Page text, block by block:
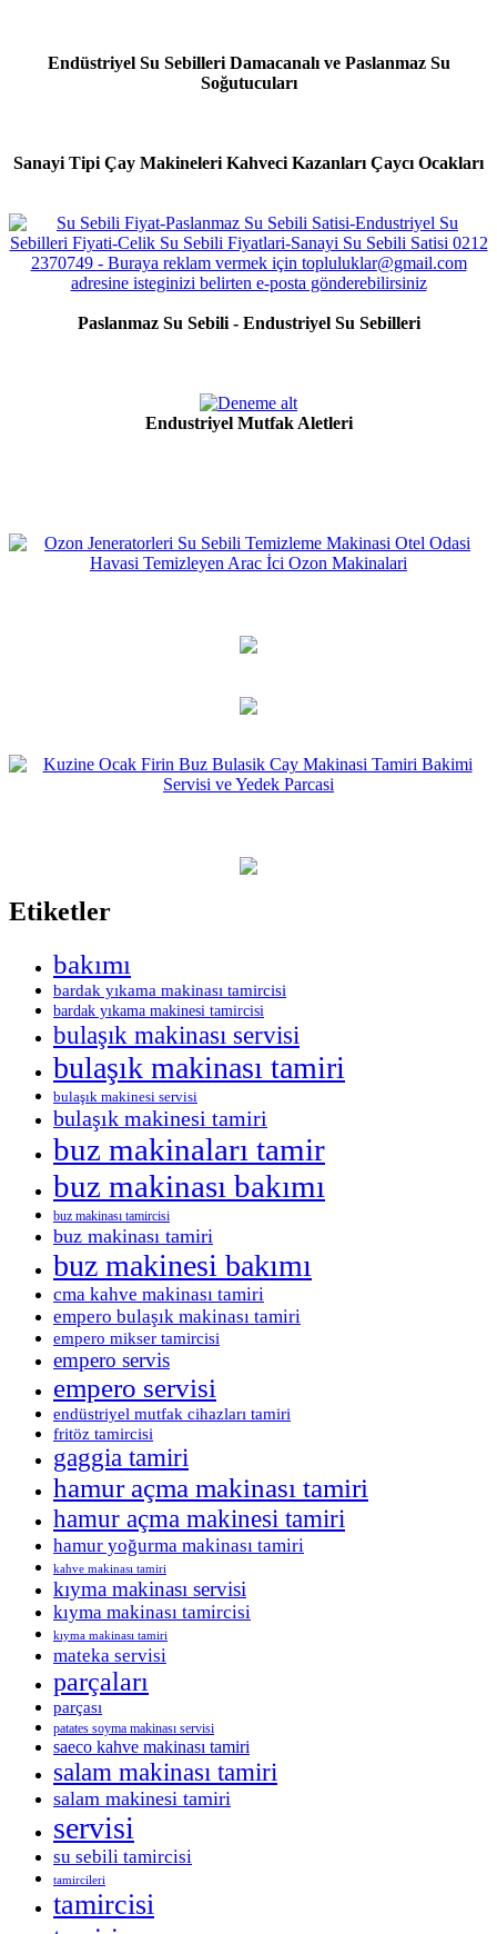
Endüstriyel Su Sebilleri Damacanalı ve Paslanmaz Su
Soğutucuları
Sanayi Tipi Çay Makineleri Kahveci Kazanları Çaycı Ocakları
Paslanmaz Su Sebili - Endustriyel Su Sebilleri
Endustriyel Mutfak Aletleri
Etiketler
bakımı
bardak yıkama makinası tamircisi
bardak yıkama makinesi tamircisi
bulaşık makinası servisi
bulaşık makinası tamiri
bulaşık makinesi servisi
bulaşık makinesi tamiri
buz makinaları tamir
buz makinası bakımı
buz makinası tamircisi
buz makinası tamiri
buz makinesi bakımı
cma kahve makinası tamiri
empero bulaşık makinası tamiri
empero mikser tamircisi
empero servis
empero servisi
endüstriyel mutfak cihazları tamiri
fritöz tamircisi
gaggia tamiri
hamur açma makinası tamiri
hamur açma makinesi tamiri
hamur yoğurma makinası tamiri
kahve makinası tamiri
kıyma makinası servisi
kıyma makinası tamircisi
kıyma makinası tamiri
mateka servisi
parçaları
parçası
patates soyma makinası servisi
saeco kahve makinası tamiri
salam makinası tamiri
salam makinesi tamiri
servisi
su sebili tamircisi
tamircileri
tamircisi